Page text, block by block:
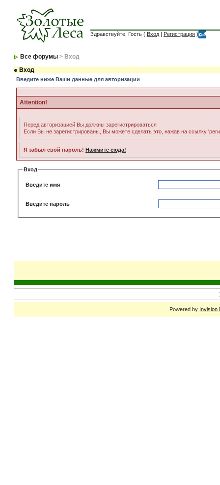
Здравствуйте, Гость ( Вход | Регистрация )
Все форумы > Вход
Вход
Введите ниже Ваши данные для авторизации
Attention!
Перед авторизацией Вы должны зарегистрироваться
Если Вы не зарегистрированы, Вы можете сделать это, нажав на ссылку
Я забыл свой пароль! Нажмите сюда!
Вход
Введите имя
Введите пароль
Powered by Invision